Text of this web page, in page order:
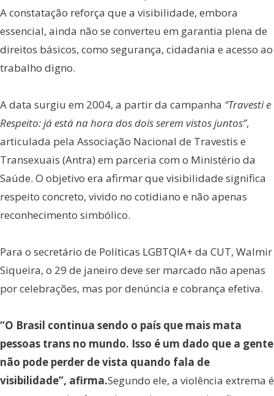
A constatação reforça que a visibilidade, embora
essencial, ainda não se converteu em garantia plena de
direitos básicos, como segurança, cidadania e acesso ao
trabalho digno.
A data surgiu em 2004, a partir da campanha “Travesti e
Respeito: já está na hora dos dois serem vistos juntos”,
articulada pela Associação Nacional de Travestis e
Transexuais (Antra) em parceria com o Ministério da
Saúde. O objetivo era afirmar que visibilidade significa
respeito concreto, vivido no cotidiano e não apenas
reconhecimento simbólico.
Para o secretário de Políticas LGBTQIA+ da CUT, Walmir
Siqueira, o 29 de janeiro deve ser marcado não apenas
por celebrações, mas por denúncia e cobrança efetiva.
“O Brasil continua sendo o país que mais mata
pessoas trans no mundo. Isso é um dado que a gente
não pode perder de vista quando fala de
visibilidade”, afirma.Segundo ele, a violência extrema é